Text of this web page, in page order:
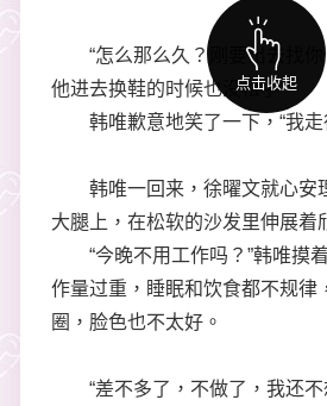
“怎么那么久？刚要出去找你
他进去换鞋的时候也没松手。
韩唯歉意地笑了一下，“我走
韩唯一回来，徐曜文就心安
大腿上，在松软的沙发里伸展着
“今晚不用工作吗？”韩唯摸
作量过重，睡眠和饮食都不规律
圈，脸色也不太好。
“差不多了，不做了，我还不
点击收起